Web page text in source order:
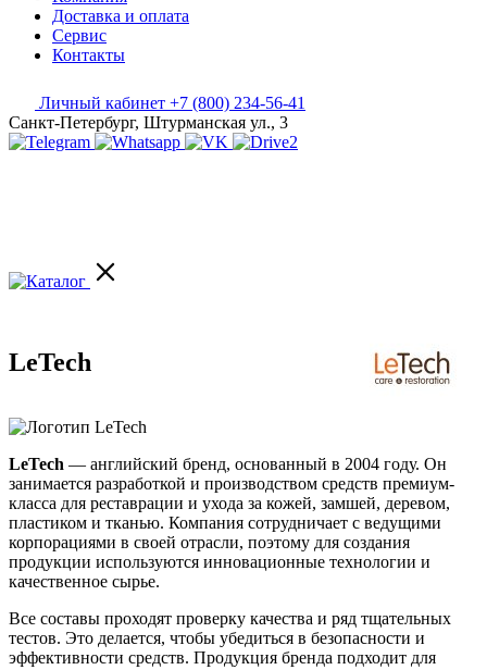
Доставка и оплата
Сервис
Контакты
Личный кабинет +7 (800) 234-56-41
Санкт-Петербург, Штурманская ул., 3
LeTech
LeTech — английский бренд, основанный в 2004 году. Он
занимается разработкой и производством средств премиум-
класса для реставрации и ухода за кожей, замшей, деревом,
пластиком и тканью. Компания сотрудничает с ведущими
корпорациями в своей отрасли, поэтому для создания
продукции используются инновационные технологии и
качественное сырье.
Все составы проходят проверку качества и ряд тщательных
тестов. Это делается, чтобы убедиться в безопасности и
эффективности средств. Продукция бренда подходит для